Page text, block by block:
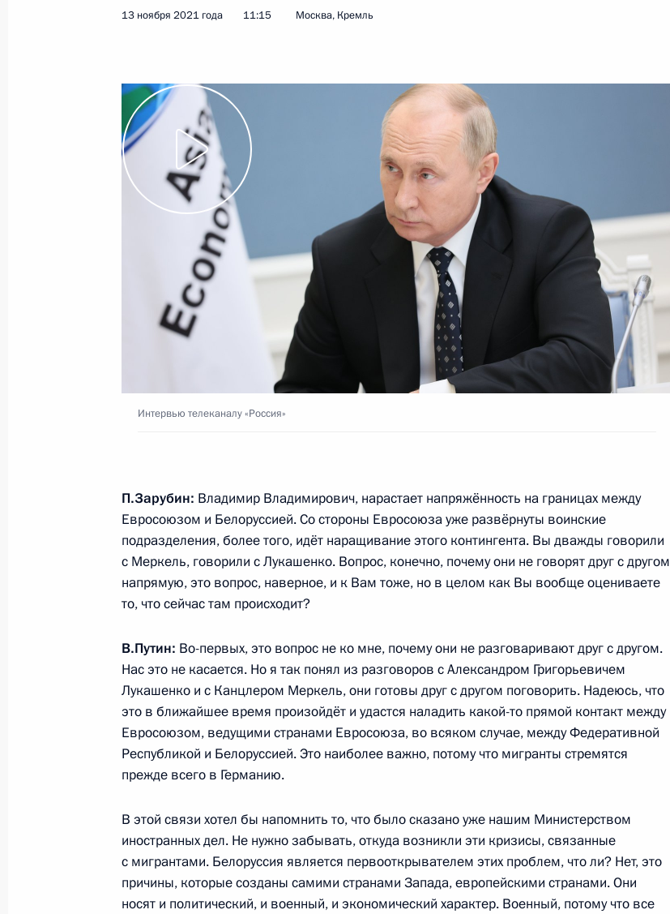
Пашиняном
21 ноября 2021 года, 12:45
Встреча с Президентом Узбекистана Шавкатом Мирзиёевым
19 ноября 2021 года, 19:00
Совещание с постоянными членами Совета Безопасности
19 ноября 2021 года, 13:40
Подписан закон о ратификации протокола о продлении срока
действия соглашения между правительствами России и КНР
Подписан закон о ратификации Соглашения о взаимной
правовой помощи по административным вопросам в сфере
обмена персональными данными
19 ноября 2021 года, 13:20
Подписан закон о ратификации соглашения о Совместном
инженерном подразделении гуманитарного разминирования
вооружённых сил государств – участников СНГ
19 ноября 2021 года, 13:10
Подписан закон о ратификации соглашения с Южной Осетией
о порядке исчисления выслуги лет для назначения ежемесячной
надбавки военнослужащим
19 ноября 2021 года, 13:00
13 ноября 2021 года 11:15 Москва, Кремль
Интервью телеканалу «Россия»
П.Зарубин: Владимир Владимирович, нарастает напряжённость на границах между
Евросоюзом и Белоруссией. Со стороны Евросоюза уже развёрнуты воинские
подразделения, более того, идёт наращивание этого контингента. Вы дважды говорили
с Меркель, говорили с Лукашенко. Вопрос, конечно, почему они не говорят друг с другом
напрямую, это вопрос, наверное, и к Вам тоже, но в целом как Вы вообще оцениваете
то, что сейчас там происходит?
В.Путин: Во-первых, это вопрос не ко мне, почему они не разговаривают друг с другом.
Нас это не касается. Но я так понял из разговоров с Александром Григорьевичем
Лукашенко и с Канцлером Меркель, они готовы друг с другом поговорить. Надеюсь, что
это в ближайшее время произойдёт и удастся наладить какой-то прямой контакт между
Евросоюзом, ведущими странами Евросоюза, во всяком случае, между Федеративной
Республикой и Белоруссией. Это наиболее важно, потому что мигранты стремятся
прежде всего в Германию.
В этой связи хотел бы напомнить то, что было сказано уже нашим Министерством
иностранных дел. Не нужно забывать, откуда возникли эти кризисы, связанные
с мигрантами. Белоруссия является первооткрывателем этих проблем, что ли? Нет, это
причины, которые созданы самими странами Запада, европейскими странами. Они
носят и политический, и военный, и экономический характер. Военный, потому что все